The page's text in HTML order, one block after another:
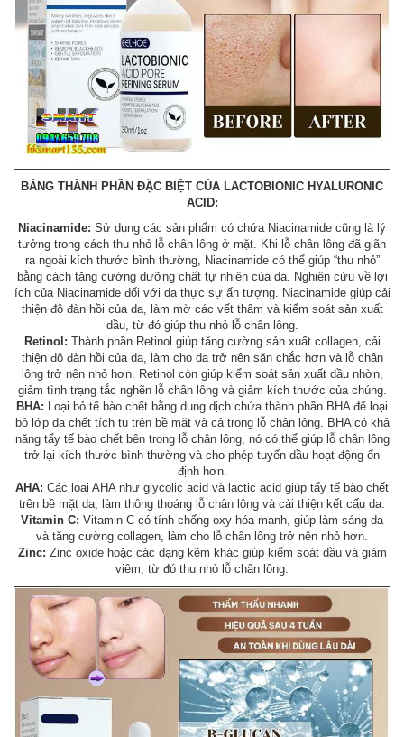
BẢNG THÀNH PHẦN ĐẶC BIỆT CỦA LACTOBIONIC HYALURONIC
ACID:
Niacinamide: Sử dụng các sản phẩm có chứa Niacinamide cũng là lý
tưởng trong cách thu nhỏ lỗ chân lông ở mặt. Khi lỗ chân lông đã giãn
ra ngoài kích thước bình thường, Niacinamide có thể giúp “thu nhỏ”
bằng cách tăng cường dưỡng chất tự nhiên của da. Nghiên cứu về lợi
ích của Niacinamide đối với da thực sự ấn tượng. Niacinamide giúp cải
thiện độ đàn hồi của da, làm mờ các vết thâm và kiểm soát sản xuất
dầu, từ đó giúp thu nhỏ lỗ chân lông.
Retinol: Thành phần Retinol giúp tăng cường sản xuất collagen, cải
thiện độ đàn hồi của da, làm cho da trở nên săn chắc hơn và lỗ chân
lông trở nên nhỏ hơn. Retinol còn giúp kiểm soát sản xuất dầu nhờn,
giảm tình trạng tắc nghẽn lỗ chân lông và giảm kích thước của chúng.
BHA: Loại bỏ tế bào chết bằng dung dịch chứa thành phần BHA để loại
bỏ lớp da chết tích tụ trên bề mặt và cả trong lỗ chân lông. BHA có khả
năng tẩy tế bào chết bên trong lỗ chân lông, nó có thể giúp lỗ chân lông
trở lại kích thước bình thường và cho phép tuyến dầu hoạt động ổn
định hơn.
AHA: Các loại AHA như glycolic acid và lactic acid giúp tẩy tế bào chết
trên bề mặt da, làm thông thoáng lỗ chân lông và cải thiện kết cấu da.
Vitamin C: Vitamin C có tính chống oxy hóa mạnh, giúp làm sáng da
và tăng cường collagen, làm cho lỗ chân lông trở nên nhỏ hơn.
Zinc: Zinc oxide hoặc các dạng kẽm khác giúp kiểm soát dầu và giảm
viêm, từ đó thu nhỏ lỗ chân lông.